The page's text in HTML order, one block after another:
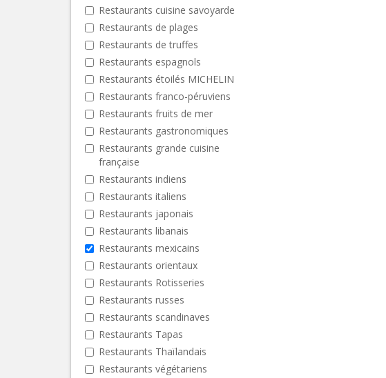
Restaurants cuisine savoyarde
Restaurants de plages
Restaurants de truffes
Restaurants espagnols
Restaurants étoilés MICHELIN
Restaurants franco-péruviens
Restaurants fruits de mer
Restaurants gastronomiques
Restaurants grande cuisine
française
Restaurants indiens
Restaurants italiens
Restaurants japonais
Restaurants libanais
Restaurants mexicains
Restaurants orientaux
Restaurants Rotisseries
Restaurants russes
Restaurants scandinaves
Restaurants Tapas
Restaurants Thaïlandais
Restaurants végétariens